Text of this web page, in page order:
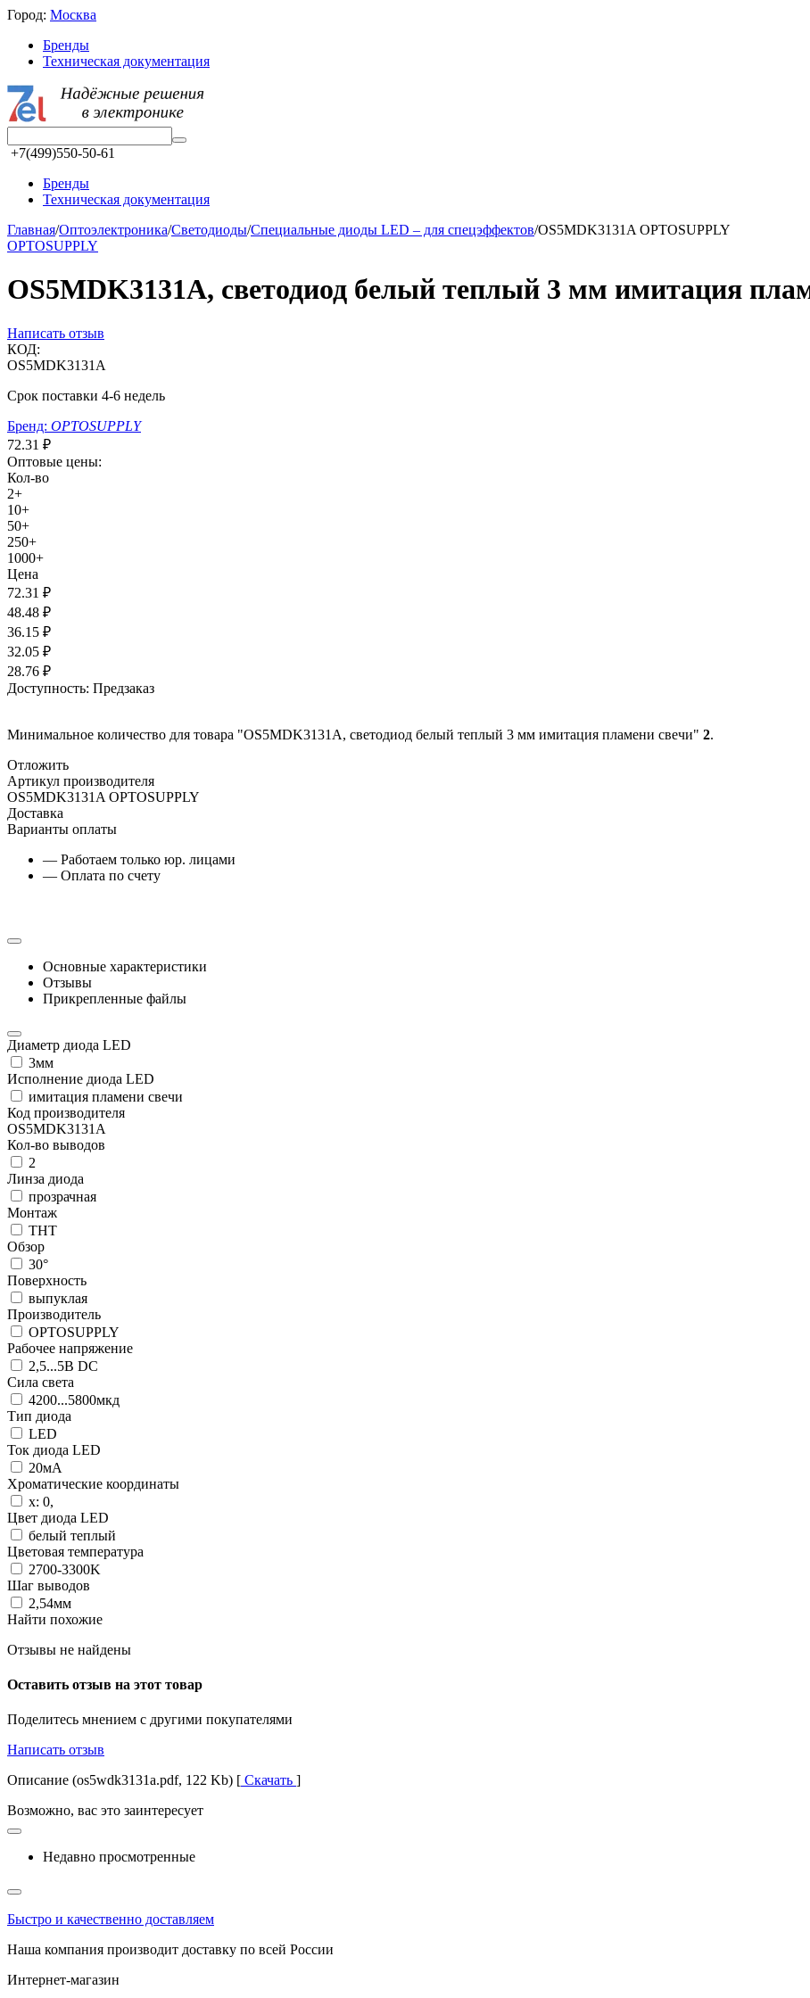
Город: Москва
Бренды
Техническая документация
+7(499)550-50-61
Бренды
Техническая документация
Главная/Oптоэлектроника/Светодиоды/Специальные диоды LED – для спецэффектов/OS5MDK3131A OPTOSUPPLY
OPTOSUPPLY
OS5MDK3131A, светодиод белый теплый 3 мм имитация
Написать отзыв
КОД:
OS5MDK3131A
Срок поставки 4-6 недель
Бренд: OPTOSUPPLY
72.31 ₽
Оптовые цены:
Кол-во
2+
10+
50+
250+
1000+
Цена
72.31 ₽
48.48 ₽
36.15 ₽
32.05 ₽
28.76 ₽
Доступность: Предзаказ
Минимальное количество для товара "OS5MDK3131A, светодиод белый теплый 3 мм имитация пламени свечи" 2.
Отложить
Артикул производителя
OS5MDK3131A OPTOSUPPLY
Доставка
Варианты оплаты
— Работаем только юр. лицами
— Оплата по счету
Основные характеристики
Отзывы
Прикрепленные файлы
Диаметр диода LED
3мм
Исполнение диода LED
имитация пламени свечи
Код производителя
OS5MDK3131A
Кол-во выводов
2
Линза диода
прозрачная
Монтаж
THT
Обзор
30°
Поверхность
выпуклая
Производитель
OPTOSUPPLY
Рабочее напряжение
2,5...5В DC
Сила света
4200...5800мкд
Тип диода
LED
Ток диода LED
20мА
Хроматические координаты
x: 0,
Цвет диодa LED
белый теплый
Цветовая температура
2700-3300K
Шаг выводов
2,54мм
Найти похожие
Отзывы не найдены
Оставить отзыв на этот товар
Поделитесь мнением с другими покупателями
Написать отзыв
Описание (os5wdk3131a.pdf, 122 Kb) [ Скачать ]
Возможно, вас это заинтересует
Недавно просмотренные
Быстро и качественно доставляем
Наша компания производит доставку по всей России
Интернет-магазин